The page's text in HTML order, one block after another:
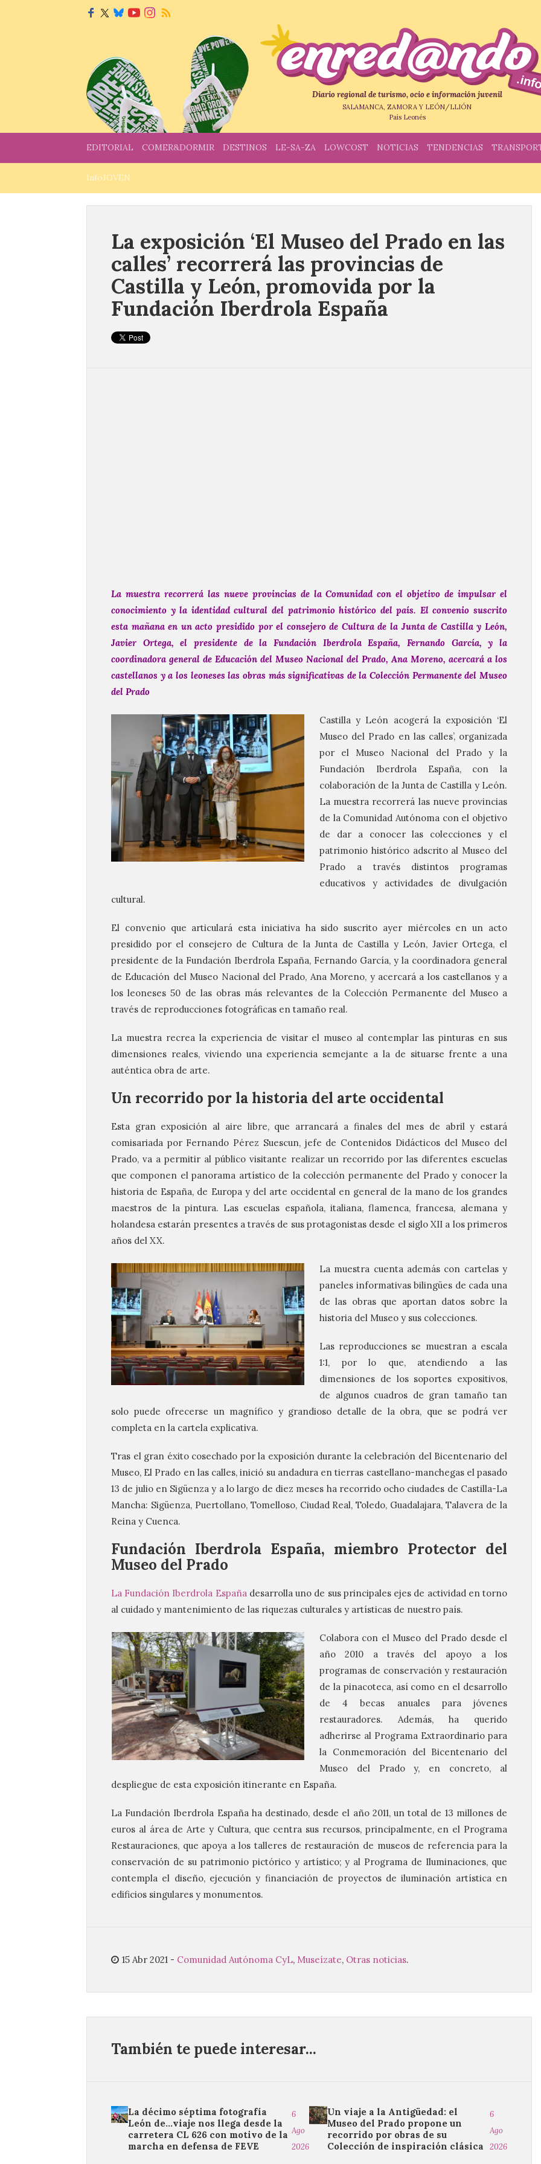
Diario regional de turismo, ocio e información juvenil
SALAMANCA, ZAMORA Y LEÓN/LLIÓN
País Leonés
EDITORIAL COMER&DORMIR DESTINOS LE-SA-ZA LOWCOST NOTICIAS TENDENCIAS
InfoJOVEN
La exposición ‘El Museo del Prado en las
calles’ recorrerá las provincias de
Castilla y León, promovida por la
Fundación Iberdrola España
La muestra recorrerá las nueve provincias de la Comunidad con el objetivo de impulsar el
conocimiento y la identidad cultural del patrimonio histórico del país. El convenio suscrito
esta mañana en un acto presidido por el consejero de Cultura de la Junta de Castilla y León,
Javier Ortega, el presidente de la Fundación Iberdrola España, Fernando García, y la
coordinadora general de Educación del Museo Nacional del Prado, Ana Moreno, acercará a los
castellanos y a los leoneses las obras más significativas de la Colección Permanente del Museo
del Prado
Castilla y León acogerá la exposición ‘El
Museo del Prado en las calles’, organizada
por el Museo Nacional del Prado y la
Fundación Iberdrola España, con la
colaboración de la Junta de Castilla y León.
La muestra recorrerá las nueve provincias
de la Comunidad Autónoma con el objetivo
de dar a conocer las colecciones y el
patrimonio histórico adscrito al Museo del
Prado a través distintos programas
educativos y actividades de divulgación
cultural.
El convenio que articulará esta iniciativa ha sido suscrito ayer miércoles en un acto
presidido por el consejero de Cultura de la Junta de Castilla y León, Javier Ortega, el
presidente de la Fundación Iberdrola España, Fernando García, y la coordinadora general
de Educación del Museo Nacional del Prado, Ana Moreno, y acercará a los castellanos y a
los leoneses 50 de las obras más relevantes de la Colección Permanente del Museo a
través de reproducciones fotográficas en tamaño real.
La muestra recrea la experiencia de visitar el museo al contemplar las pinturas en sus
dimensiones reales, viviendo una experiencia semejante a la de situarse frente a una
auténtica obra de arte.
Un recorrido por la historia del arte occidental
Esta gran exposición al aire libre, que arrancará a finales del mes de abril y estará
comisariada por Fernando Pérez Suescun, jefe de Contenidos Didácticos del Museo del
Prado, va a permitir al público visitante realizar un recorrido por las diferentes escuelas
que componen el panorama artístico de la colección permanente del Prado y conocer la
historia de España, de Europa y del arte occidental en general de la mano de los grandes
maestros de la pintura. Las escuelas española, italiana, flamenca, francesa, alemana y
holandesa estarán presentes a través de sus protagonistas desde el siglo XII a los primeros
años del XX.
La muestra cuenta además con cartelas y
paneles informativas bilingües de cada una
de las obras que aportan datos sobre la
historia del Museo y sus colecciones.
Las reproducciones se muestran a escala
1:1, por lo que, atendiendo a las
dimensiones de los soportes expositivos,
de algunos cuadros de gran tamaño tan
solo puede ofrecerse un magnífico y grandioso detalle de la obra, que se podrá ver
completa en la cartela explicativa.
Tras el gran éxito cosechado por la exposición durante la celebración del Bicentenario del
Museo, El Prado en las calles, inició su andadura en tierras castellano-manchegas el pasado
13 de julio en Sigüenza y a lo largo de diez meses ha recorrido ocho ciudades de Castilla-La
Mancha: Sigüenza, Puertollano, Tomelloso, Ciudad Real, Toledo, Guadalajara, Talavera de la
Reina y Cuenca.
Fundación Iberdrola España, miembro Protector del
Museo del Prado
La Fundación Iberdrola Españadesarrolla uno de sus principales ejes de actividad en torno
al cuidado y mantenimiento de las riquezas culturales y artísticas de nuestro país.
Colabora con el Museo del Prado desde el
año 2010 a través del apoyo a los
programas de conservación y restauración
de la pinacoteca, así como en el desarrollo
de 4 becas anuales para jóvenes
restauradores. Además, ha querido
adherirse al Programa Extraordinario para
la Conmemoración del Bicentenario del
Museo del Prado y, en concreto, al
despliegue de esta exposición itinerante en España.
La Fundación Iberdrola España ha destinado, desde el año 2011, un total de 13 millones de
euros al área de Arte y Cultura, que centra sus recursos, principalmente, en el Programa
Restauraciones, que apoya a los talleres de restauración de museos de referencia para la
conservación de su patrimonio pictórico y artístico; y al Programa de Iluminaciones, que
contempla el diseño, ejecución y financiación de proyectos de iluminación artística en
edificios singulares y monumentos.
15 Abr 2021 - Comunidad Autónoma CyL, Museízate, Otras noticias.
También te puede interesar...
La décimo séptima fotografía
León de…viaje nos llega desde la
carretera CL 626 con motivo de la
marcha en defensa de FEVE
6
Ago
2026
Un viaje a la Antigüedad: el
Museo del Prado propone un
recorrido por obras de su
Colección de inspiración clásica
6
Ago
2026